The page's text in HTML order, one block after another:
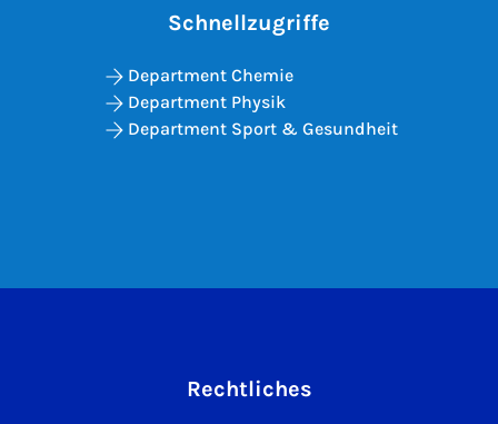
Schnellzugriffe
Department Chemie
Department Physik
Department Sport & Gesundheit
Rechtliches